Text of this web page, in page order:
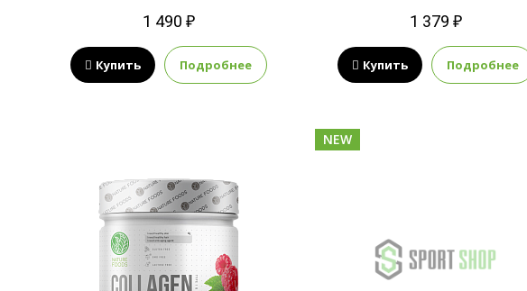
1 490 ₽
Купить Подробнее
1 379 ₽
Купить Подробнее
NEW